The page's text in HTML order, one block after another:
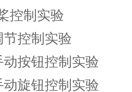
控制实验
控制实验
按钮控制实验
旋钮控制实验